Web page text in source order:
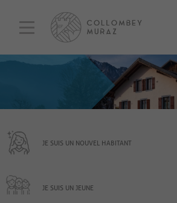
JE SUIS UN NOUVEL HABITANT
JE SUIS UN JEUNE